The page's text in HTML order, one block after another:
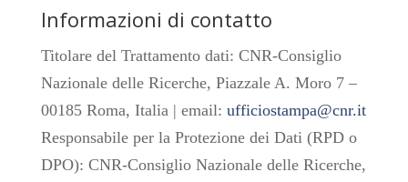
Informazioni di contatto
Titolare del Trattamento dati: CNR-Consiglio
Nazionale delle Ricerche, Piazzale A. Moro 7 –
00185 Roma, Italia | email: ufficiostampa@cnr.it
Responsabile per la Protezione dei Dati (RPD o
DPO): CNR-Consiglio Nazionale delle Ricerche,